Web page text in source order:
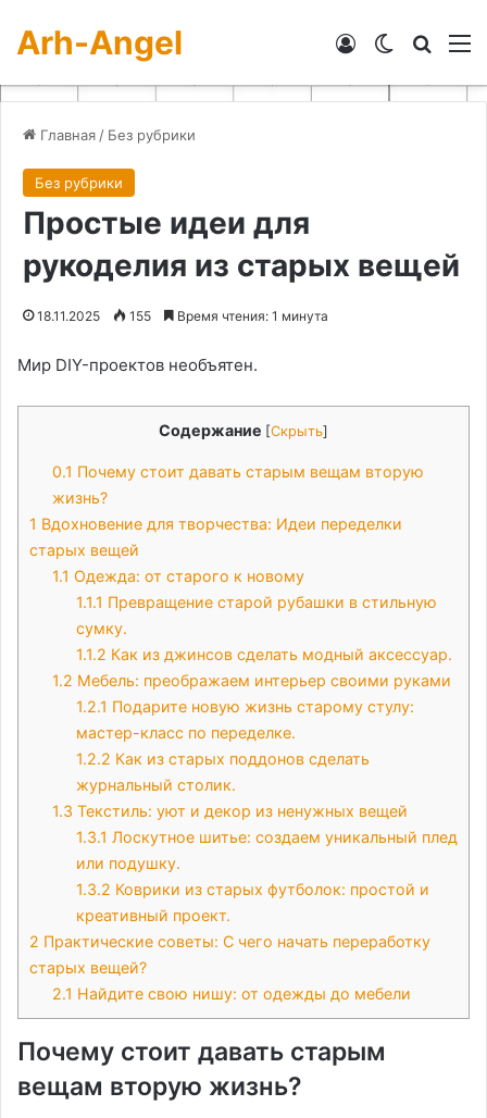
Arh-Angel Switch skin
Войти
Главная / Без рубрики
Без рубрики
Простые идеи для
рукоделия из старых вещей
18.11.2025 155 Время чтения: 1 минута
Мир DIY-проектов необъятен.
Содержание [Скрыть]
0.1 Почему стоит давать старым вещам вторую
жизнь?
1 Вдохновение для творчества: Идеи переделки
старых вещей
1.1 Одежда: от старого к новому
1.1.1 Превращение старой рубашки в стильную
сумку.
1.1.2 Как из джинсов сделать модный аксессуар.
1.2 Мебель: преображаем интерьер своими руками
1.2.1 Подарите новую жизнь старому стулу:
мастер-класс по переделке.
1.2.2 Как из старых поддонов сделать
журнальный столик.
1.3 Текстиль: уют и декор из ненужных вещей
1.3.1 Лоскутное шитье: создаем уникальный плед
или подушку.
1.3.2 Коврики из старых футболок: простой и
креативный проект.
2 Практические советы: С чего начать переработку
старых вещей?
2.1 Найдите свою нишу: от одежды до мебели
Почему стоит давать старым
вещам вторую жизнь?